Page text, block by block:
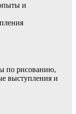
и
по рисованию,
выступления и